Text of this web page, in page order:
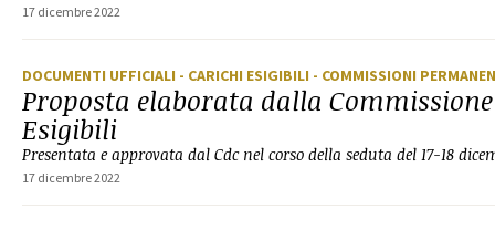
17 dicembre 2022
DOCUMENTI UFFICIALI - CARICHI ESIGIBILI - COMMISSIONI
Proposta elaborata dalla
Esigibili
Presentata e approvata dal Cdc nel corso della seduta del 17-18
17 dicembre 2022